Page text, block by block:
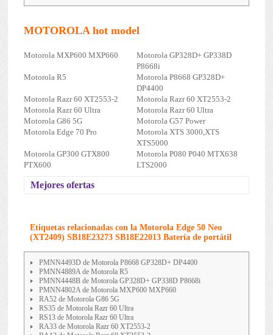
MOTOROLA hot model
Motorola MXP600 MXP660
Motorola GP328D+ GP338D
P8668i
Motorola R5
Motorola P8668 GP328D+
DP4400
Motorola Razr 60 XT2553-2
Motorola Razr 60 XT2553-2
Motorola Razr 60 Ultra
Motorola Razr 60 Ultra
Motorola G86 5G
Motorola G57 Power
Motorola Edge 70 Pro
Motorola XTS 3000,XTS
XTS5000
Motorola GP300 GTX800
PTX600
Motorola P080 P040 MTX638
LTS2000
Mejores ofertas
Etiquetas relacionadas con la Motorola Edge 50 Neo
(XT2409) SB18E23273 SB18E22013 Batería de portátil
PMNN4493D de Motorola P8668 GP328D+ DP4400
PMNN4889A de Motorola R5
PMNN4448B de Motorola GP328D+ GP338D P8668i
PMNN4802A de Motorola MXP600 MXP660
RA52 de Motorola G86 5G
RS35 de Motorola Razr 60 Ultra
RS13 de Motorola Razr 60 Ultra
RA33 de Motorola Razr 60 XT2553-2